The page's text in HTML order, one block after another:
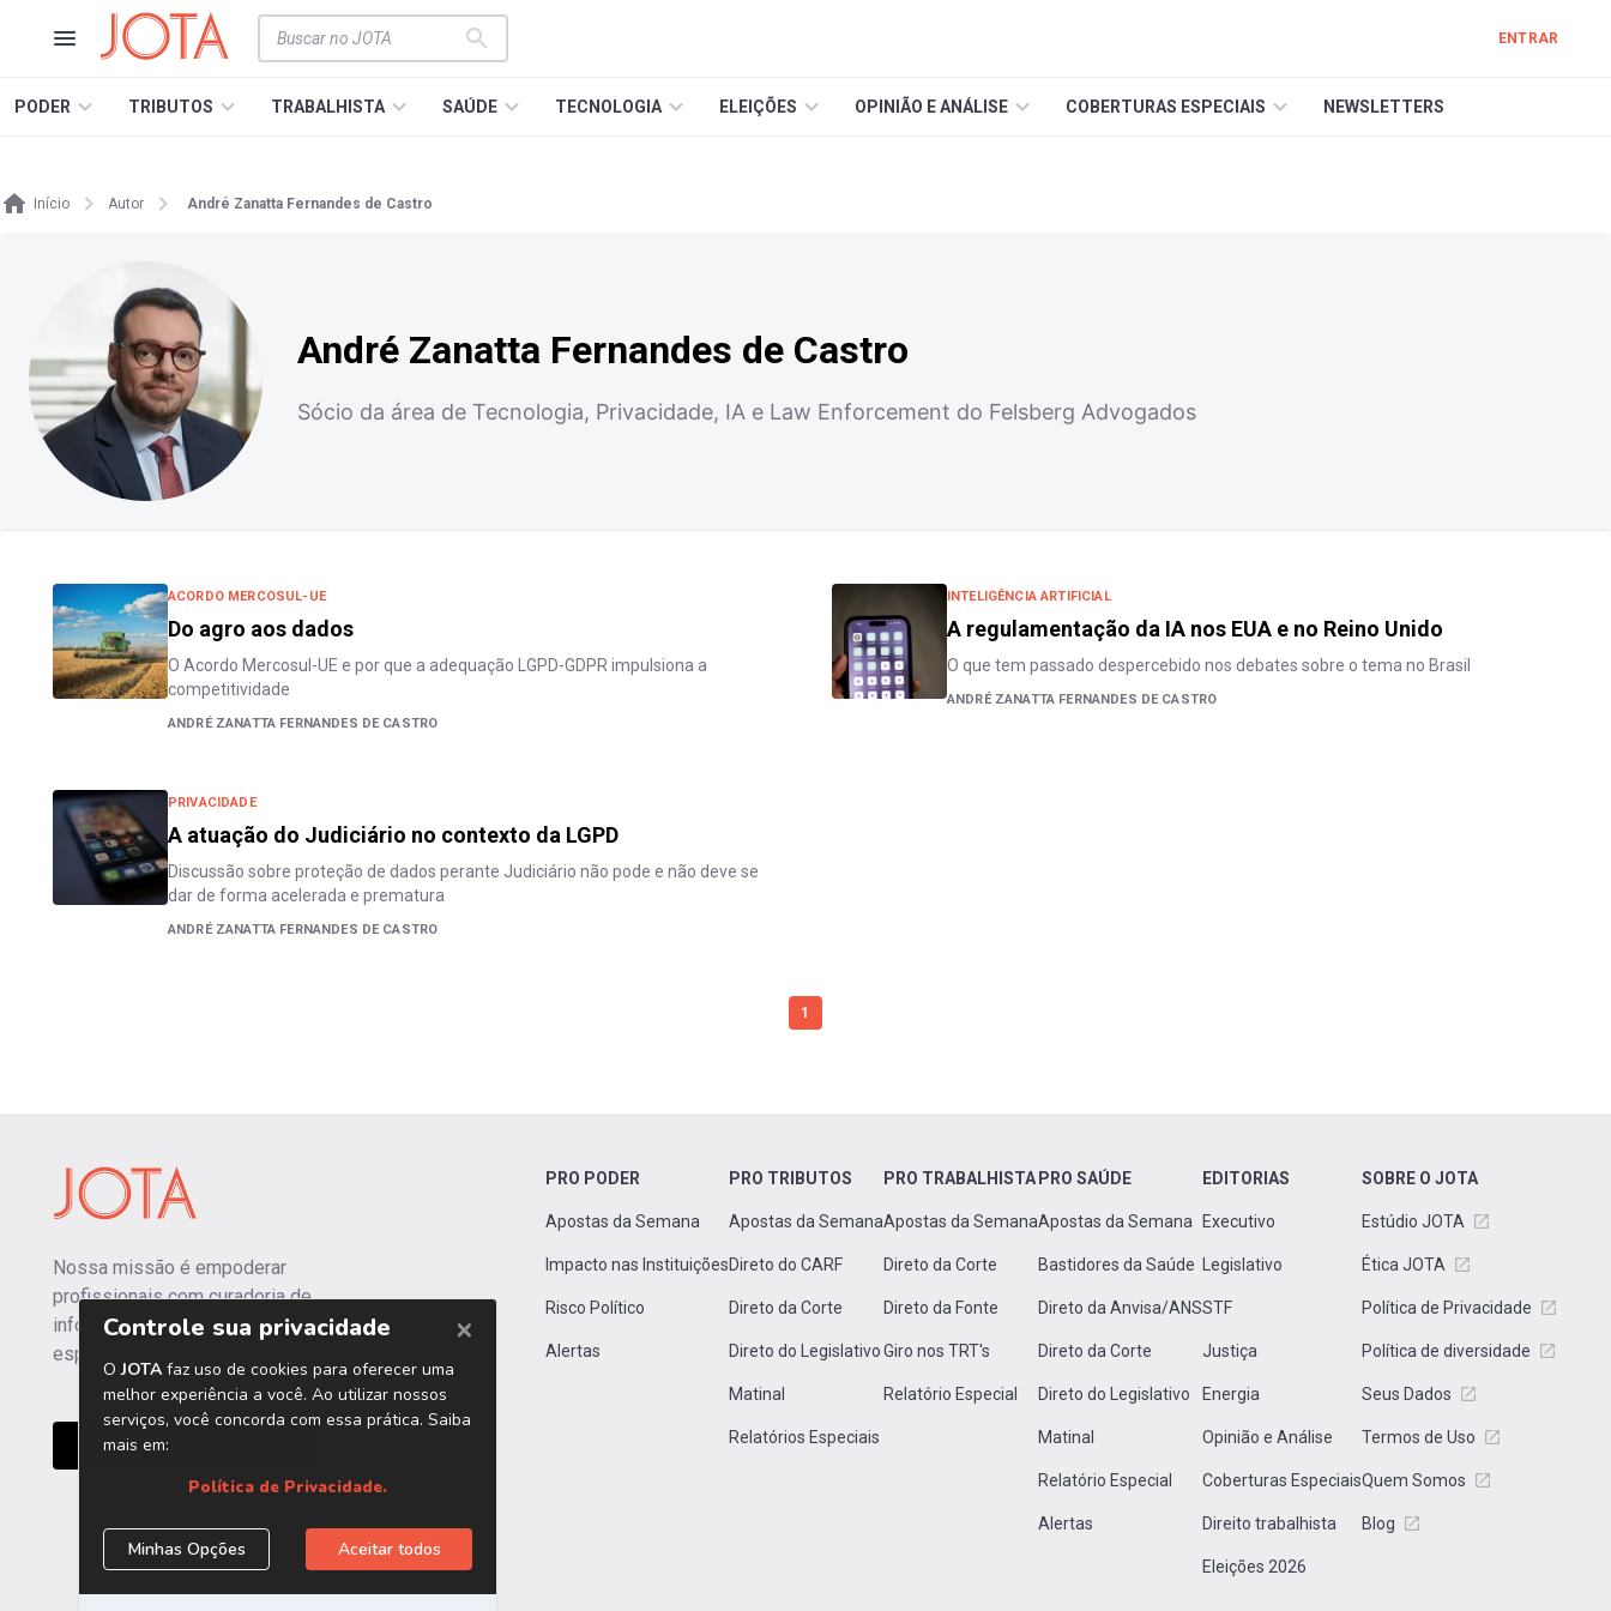
ENTRAR
PODER TRIBUTOS TRABALHISTA SAÚDE TECNOLOGIA ELEIÇÕES OPINIÃO E ANÁLISE COBERTURAS ESPECIAIS NEWSLETTERS
Início Autor André Zanatta Fernandes de Castro
André Zanatta Fernandes de Castro
Sócio da área de Tecnologia, Privacidade, IA e Law Enforcement do Felsberg Advogados
ACORDO MERCOSUL-UE
Do agro aos dados
O Acordo Mercosul-UE e por que a adequação LGPD-GDPR impulsiona a
competitividade
ANDRÉ ZANATTA FERNANDES DE CASTRO
INTELIGÊNCIA ARTIFICIAL
A regulamentação da IA nos EUA e no Reino Unido
O que tem passado despercebido nos debates sobre o tema no Brasil
ANDRÉ ZANATTA FERNANDES DE CASTRO
PRIVACIDADE
A atuação do Judiciário no contexto da LGPD
Discussão sobre proteção de dados perante Judiciário não pode e não deve se
dar de forma acelerada e prematura
ANDRÉ ZANATTA FERNANDES DE CASTRO
1
Nossa missão é empoderar
profissionais com curadoria de
informações independentes e
especializadas.
CONHEÇA O JOTA PRO
PRO PODER
Apostas da Semana
Impacto nas Instituições
Risco Político
Alertas
PRO TRIBUTOS
Apostas da Semana
Direto do CARF
Direto da Corte
Direto do Legislativo
Matinal
Relatórios Especiais
PRO TRABALHISTA
Apostas da Semana
Direto da Corte
Direto da Fonte
Giro nos TRT's
Relatório Especial
PRO SAÚDE
Apostas da Semana
Bastidores da Saúde
Direto da Anvisa/ANS
Direto da Corte
Direto do Legislativo
Matinal
Relatório Especial
Alertas
EDITORIAS
Executivo
Legislativo
STF
Justiça
Energia
Opinião e Análise
Coberturas Especiais
Direito trabalhista
Eleições 2026
SOBRE O JOTA
Estúdio JOTA
Ética JOTA
Política de Privacidade
Política de diversidade
Seus Dados
Termos de Uso
Quem Somos
Blog